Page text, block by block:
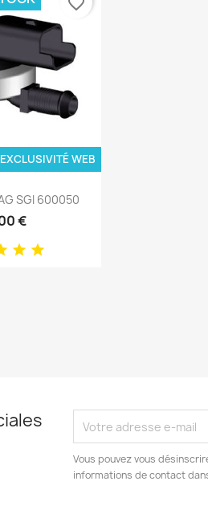
rapide
SGI 600050
€
EXCLUSIVITÉ WEB
Vous pouvez vous
informations de contact